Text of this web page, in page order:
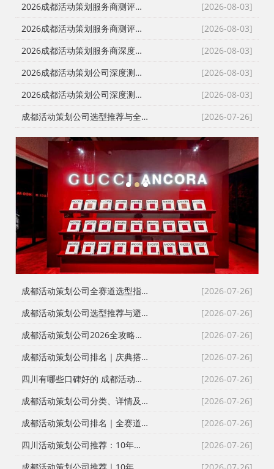
[2026-08-03]
2026成都活动策划服务商测评｜庆典会务演艺一站式落地，川内政企活动如何甄选靠谱执行团队
[2026-08-03]
2026成都活动策划服务商测评｜政企会务、年会庆典、发布会搭建怎么选？避开转包与隐形加价陷阱
[2026-08-03]
2026成都活动策划服务商深度测评：舞台搭建、会务演艺落地怎么选？政企采购避坑指南
[2026-08-03]
2026成都活动策划公司深度测评｜宴会策划、现场搭建、落地执行一站式服务商怎么选
[2026-08-03]
2026成都活动策划公司深度测评｜政企采购甄选靠谱会务庆典服务商指南
[2026-07-26]
成都活动策划公司选型推荐与全品类服务项目详解｜开业庆典/搭建/演艺/避坑攻略
1 2 3
[2026-07-26]
成都活动策划公司全赛道选型指南：8家主流服务商深度测评与避坑攻略
[2026-07-26]
成都活动策划公司选型推荐与避坑指南｜靠谱排名与全品类服务攻略
[2026-07-26]
成都活动策划公司2026全攻略：靠谱服务商选型推荐+落地避坑指南
[2026-07-26]
成都活动策划公司排名｜庆典搭建演艺全服务靠谱选型攻略
[2026-07-26]
四川有哪些口碑好的 成都活动策划公司，活动执行/会议会务/发布会/同学会/文艺晚会
[2026-07-26]
成都活动策划公司分类、详情及选型指南
[2026-07-26]
成都活动策划公司排名｜全赛道选型推荐+避坑指南（2026实测版）
[2026-07-26]
四川活动策划公司推荐：10年本土实操经验，帮你选到靠谱服务商